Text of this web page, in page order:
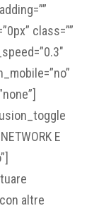
class=””
E
altre